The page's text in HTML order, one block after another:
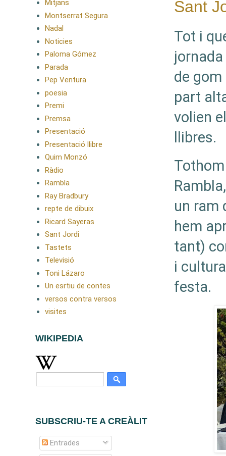
Sant
Tot i
de
part
volien
llibres.
un ram
hem
tant)
i
festa.
Mitjans
Montserrat Segura
Nadal
Noticies
Paloma Gómez
Parada
Pep Ventura
poesia
Premi
Premsa
Presentació
Presentació llibre
Quim Monzó
Ràdio
Rambla
Ray Bradbury
repte de dibuix
Ricard Sayeras
Sant Jordi
Tastets
Televisió
Toni Lázaro
Un esrtiu de contes
versos contra versos
visites
WIKIPEDIA
SUBSCRIU-TE A CREÀLIT
Entrades